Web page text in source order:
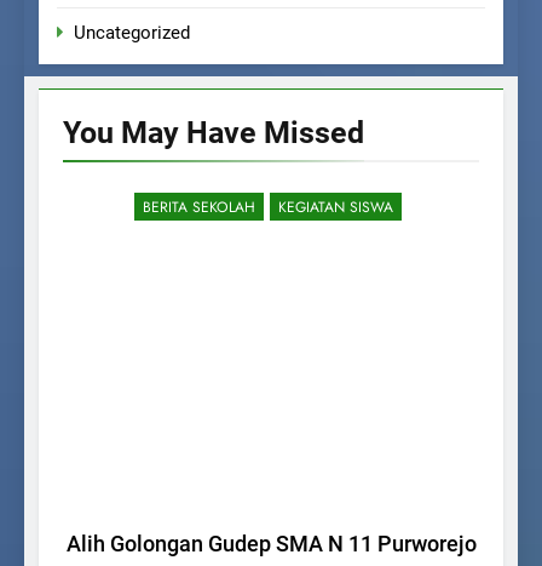
Uncategorized
You May Have Missed
BERITA SEKOLAH KEGIATAN SISWA
Alih Golongan Gudep SMA N 11 Purworejo